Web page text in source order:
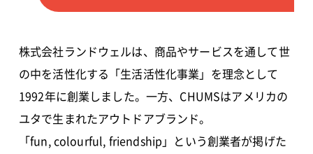
株式会社ランドウェルは、商品やサービスを通して世
の中を活性化する「生活活性化事業」を理念として
1992年に創業しました。一方、CHUMSはアメリカの
ユタで生まれたアウトドアブランド。
「fun, colourful, friendship」という創業者が掲げた